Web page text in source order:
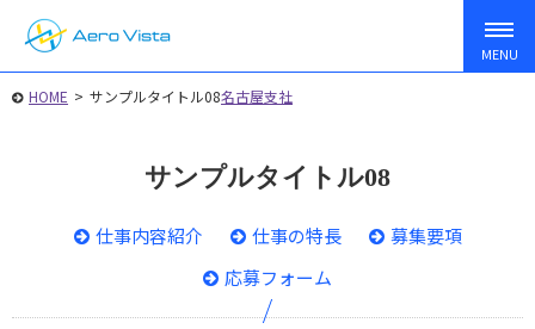
HOME > 名古屋支社
サンプルタイトル08
サンプルタイトル08
仕事内容紹介 仕事の特長
募集要項
応募フォーム